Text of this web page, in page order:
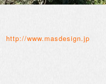
http://www.masdesign.jp